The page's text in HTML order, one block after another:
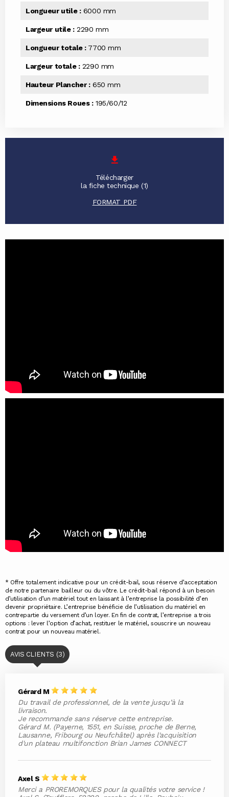
Longueur utile :6000 mm
Largeur utile :2290 mm
Longueur totale :7700 mm
Largeur totale :2290 mm
Hauteur Plancher :650 mm
Dimensions Roues :195/60/12
Télécharger
la fiche technique (1)
FORMAT PDF
* Offre totalement indicative pour un crédit-bail, sous réserve d’acceptation
de notre partenaire bailleur ou du vôtre. Le crédit-bail répond à un besoin
d’utilisation d’un matériel tout en laissant à l’entreprise la possibilité d’en
devenir propriétaire. L’entreprise bénéficie de l’utilisation du matériel en
contrepartie du versement d’un loyer. En fin de contrat, l’entreprise a trois
options : lever l’option d’achat, restituer le matériel, souscrire un nouveau
contrat pour un nouveau matériel.
AVIS CLIENTS (3)
Gérard M
Du travail de professionnel, de la vente jusqu’à la
livraison.
Je recommande sans réserve cette entreprise.
Gérard M. (Payerne, 1551, en Suisse, proche de Berne,
Lausanne, Fribourg ou Neufchâtel) après l'acquisition
d'un plateau multifonction Brian James CONNECT
Axel S
Merci a PROREMORQUES pour la qualités votre service !